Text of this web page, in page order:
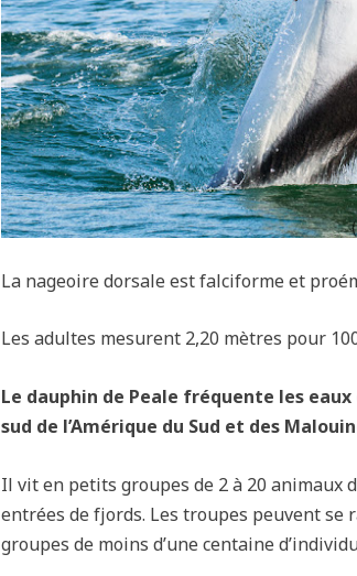
La nageoire dorsale est falciforme et
Les adultes mesurent 2,20 mètres pour
Le dauphin de Peale fréquente les
sud de l’Amérique du Sud et des
Il vit en petits groupes de 2 à 20 animaux
entrées de fjords. Les troupes peuvent se
groupes de moins d’une centaine